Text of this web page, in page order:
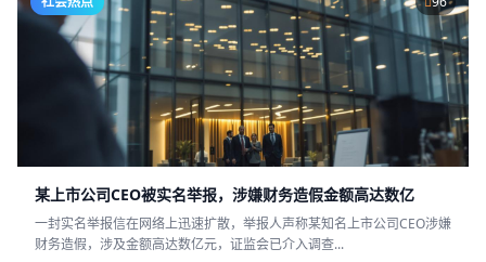
某上市公司CEO被实名举报，涉嫌财务造假金额高达数亿
一封实名举报信在网络上迅速扩散，举报人声称某知名上市公司CEO涉嫌
财务造假，涉及金额高达数亿元，证监会已介入调查...